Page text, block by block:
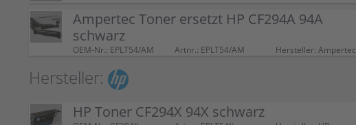
Ampertec Toner ersetzt HP CF294A 94A
schwarz
OEM-Nr.: EPLT54/AM Artnr.: EPLT54/AM Hersteller: Ampertec
Hersteller:
HP Toner CF294X 94X schwarz